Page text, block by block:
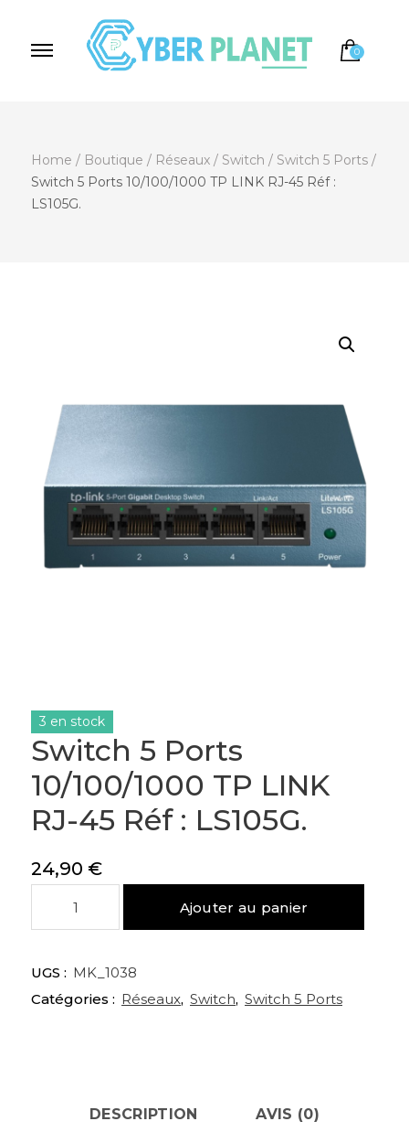
0
Home / Boutique / Réseaux / Switch / Switch 5 Ports /
Switch 5 Ports 10/100/1000 TP LINK RJ-45 Réf :
LS105G.
Switch 5 Ports
10/100/1000 TP LINK
RJ-45 Réf : LS105G.
24,90 €
3 en stock
Ports
10/100/1000
Ajouter au panier
UGS : MK_1038
Catégories : Réseaux, Switch, Switch 5 Ports
DESCRIPTION AVIS (0)